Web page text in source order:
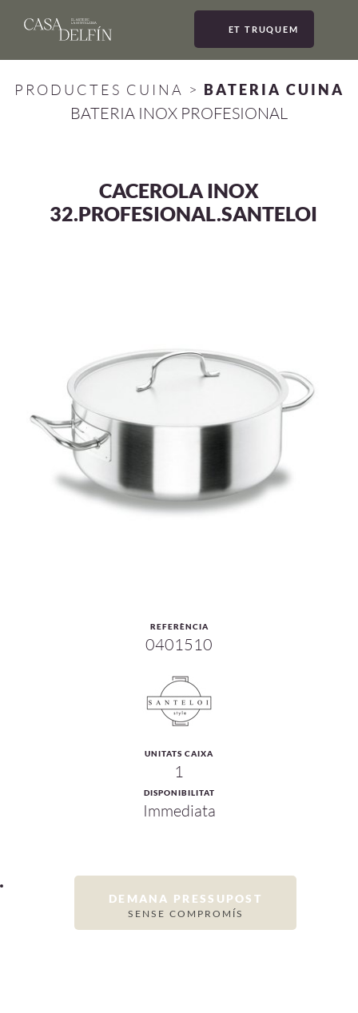
ET TRUQUEM
PRODUCTES CUINA > BATERIA CUINA
BATERIA INOX PROFESIONAL
CACEROLA INOX
32.PROFESIONAL.SANTELOI
REFERÈNCIA
0401510
UNITATS CAIXA
1
DISPONIBILITAT
Immediata
DEMANA PRESSUPOST
SENSE COMPROMÍS